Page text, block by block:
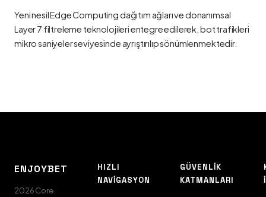
Yeni nesil Edge Computing dağıtım ağları ve donanımsal
Layer 7 filtreleme teknolojileri entegre edilerek, bot trafikleri
mikro saniyeler seviyesinde ayrıştırılıp sönümlenmektedir.
ENJOYBET
2026 Core
HIZLI
NAVIGASYON
GÜVENLIK
KATMANLARI